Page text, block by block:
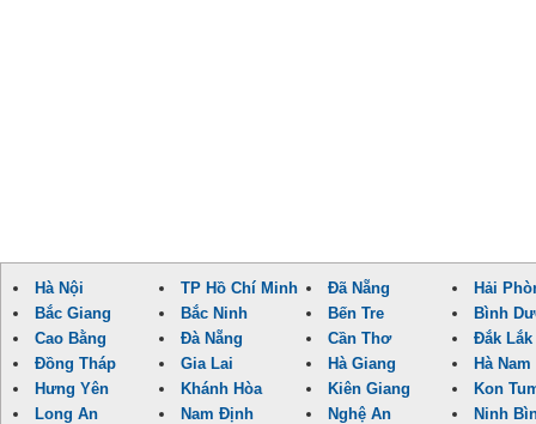
Hà Nội TP Hồ Chí Minh Đã Nẵng
Hải
Bắc Giang
Bắc Ninh Bến Tre
Bình
Cao Bằng
Đà Nẵng Cần Thơ
Đắk Lắk
Đồng Tháp
Gia Lai Hà Giang
Hà Nam
Hưng Yên
Khánh Hòa Kiên Giang
Kon
Long An
Nam Định Nghệ An
Ninh